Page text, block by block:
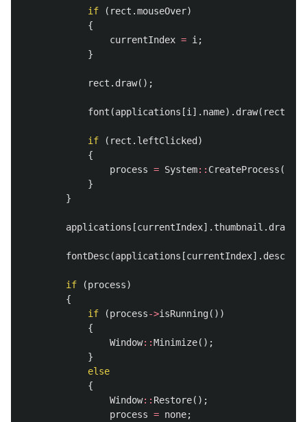
if ( rect .mouseOver)
{
currentIndex = i ;
}
rect . draw();
font (applications [i ]. name). draw( rect
if ( rect . leftClicked)
{
process = System:: CreateProcess (
}
}
applications [currentIndex]. thumbnail . draw
fontDesc(applications [currentIndex].
if (process)
{
if
(process->isRunning())
{
Window::Minimize();
}
else
{
Window:: Restore();
process = none;